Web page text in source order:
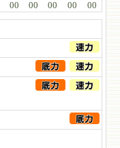
00 00 00 00 00